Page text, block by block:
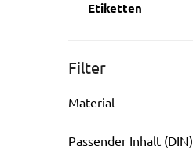
Etiketten
Filter
Material
Passender Inhalt (DIN)